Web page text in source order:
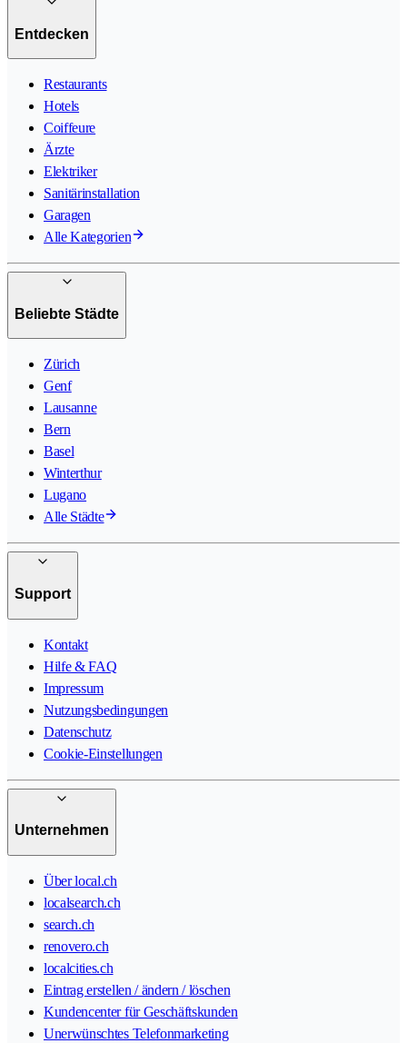
Entdecken
Restaurants
Hotels
Coiffeure
Ärzte
Elektriker
Sanitärinstallation
Garagen
Alle Kategorien
Beliebte Städte
Zürich
Genf
Lausanne
Bern
Basel
Winterthur
Lugano
Alle Städte
Support
Kontakt
Hilfe & FAQ
Impressum
Nutzungsbedingungen
Datenschutz
Cookie-Einstellungen
Unternehmen
Über local.ch
localsearch.ch
search.ch
renovero.ch
localcities.ch
Eintrag erstellen / ändern / löschen
Kundencenter für Geschäftskunden
Unerwünschtes Telefonmarketing